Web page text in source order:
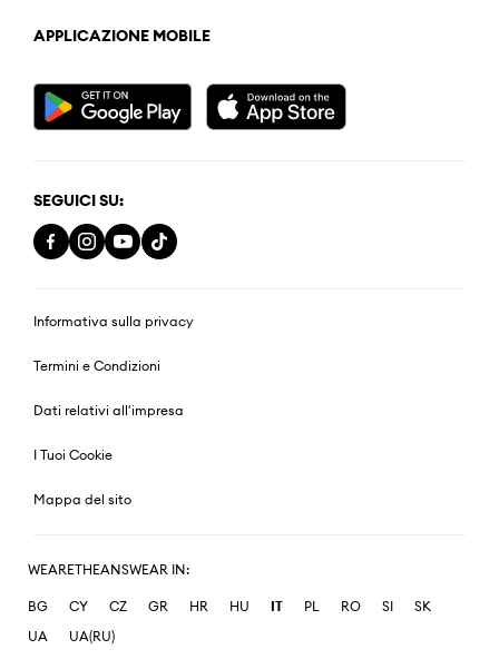
APPLICAZIONE MOBILE
SEGUICI SU:
Informativa sulla privacy
Termini e Condizioni
Dati relativi all'impresa
I Tuoi Cookie
Mappa del sito
WEARETHEANSWEAR IN:
BG CY CZ GR HR HU IT PL RO SI
SK
UA
UA(RU)